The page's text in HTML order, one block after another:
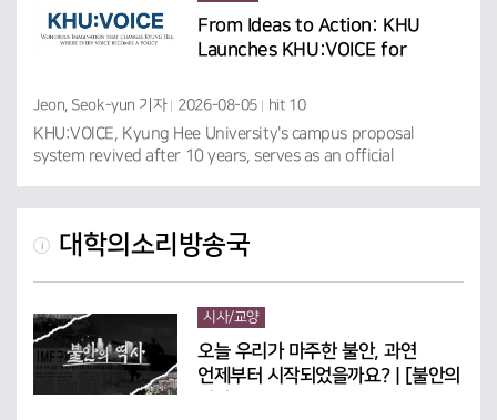
From Ideas to Action: KHU
Launches KHU:VOICE for
Jeon, Seok-yun 기자 2026-08-05
hit 10
KHU:VOICE, Kyung Hee University's campus proposal
system revived after 10 years, serves as an official
대학의소리방송국
시사/교양
오늘 우리가 마주한 불안, 과연
언제부터 시작되었을까요? | [불안의